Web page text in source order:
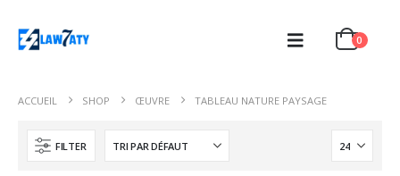
0
ACCUEIL SHOP ŒUVRE TABLEAU NATURE PAYSAGE
FILTER